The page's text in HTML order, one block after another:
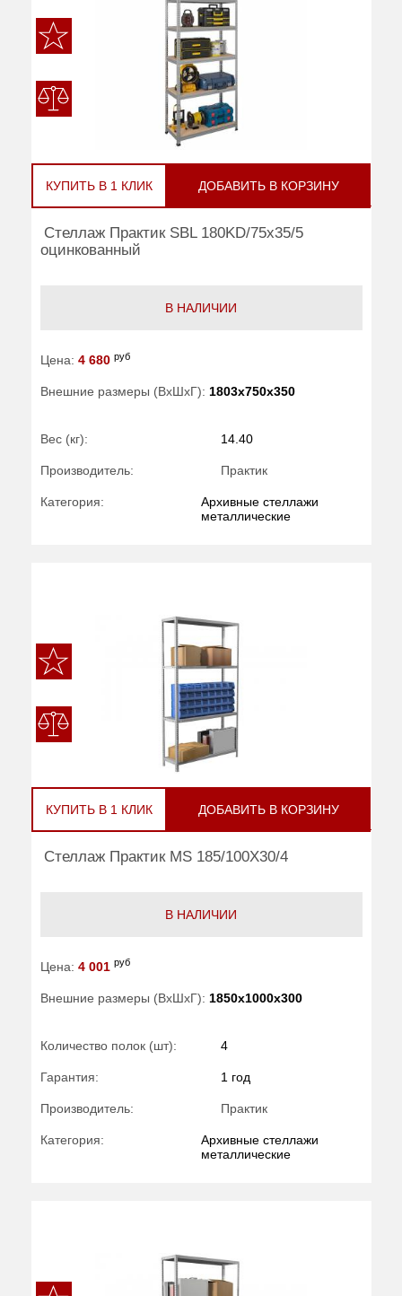
КУПИТЬ В 1 КЛИК ДОБАВИТЬ В КОРЗИНУ
Стеллаж Практик SBL 180KD/75x35/5
оцинкованный
В НАЛИЧИИ
Цена: 4 680 руб
Внешние размеры (ВхШхГ): 1803x750x350
Вес (кг): 14.40
Производитель: Практик
Категория:
Архивные стеллажи
металлические
КУПИТЬ В 1 КЛИК ДОБАВИТЬ В КОРЗИНУ
Стеллаж Практик MS 185/100Х30/4
В НАЛИЧИИ
Цена: 4 001 руб
Внешние размеры (ВхШхГ): 1850x1000x300
Количество полок (шт): 4
Гарантия: 1 год
Производитель: Практик
Категория:
Архивные стеллажи
металлические